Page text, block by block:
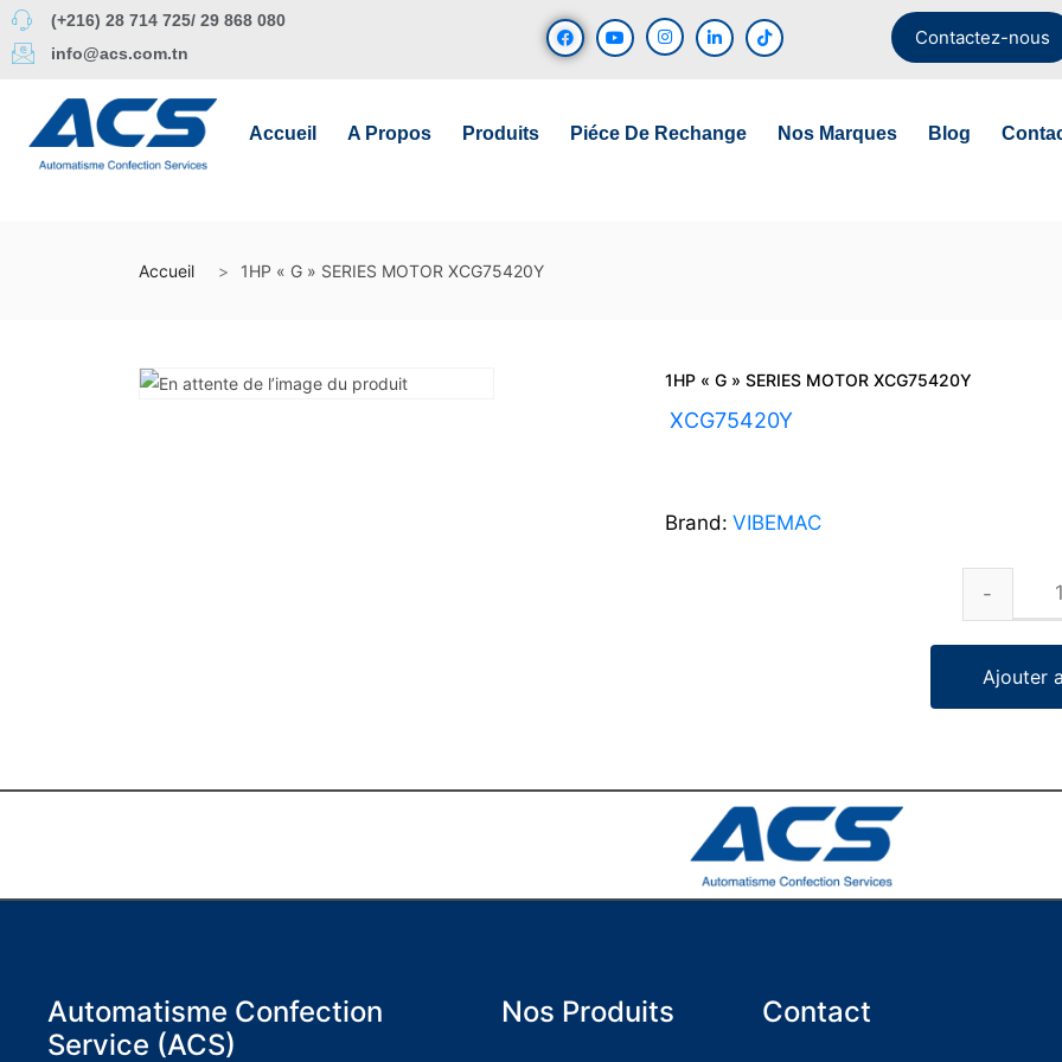
(+216) 28 714 725/ 29 868 080
info@acs.com.tn
Contactez-nous
Accueil A Propos Produits Piéce De Rechange Nos Marques Blog
Accueil 1HP « G » SERIES MOTOR XCG75420Y
1HP « G » SERIES MOTOR XCG75420Y
XCG75420Y
Brand: VIBEMAC
Ajouter
Automatisme Confection
Service (ACS)
Nos Produits Contact